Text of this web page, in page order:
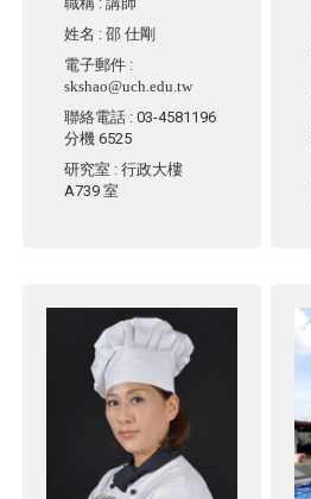
姓名 :邵 仕剛
電子郵件 :
skshao@uch.edu.tw
聯絡電話 : 03-4581196
分機 6525
研究室 : 行政大樓
A739 室